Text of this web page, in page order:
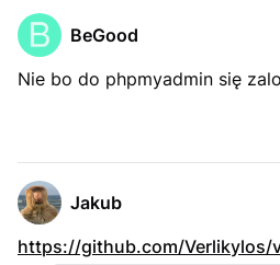
BeGood
Nie bo do phpmyadmin się
Jakub
https://github.com/Verlikylos/